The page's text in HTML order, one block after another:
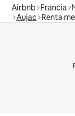
Airbnb Francia
Aujac Renta